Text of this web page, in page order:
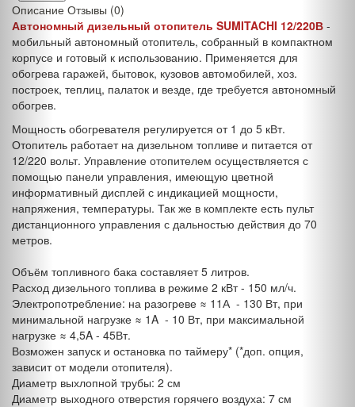
Описание Отзывы (0)
Автономный дизельный отопитель SUMITACHI 12/220В -
мобильный автономный отопитель, собранный в компактном
корпусе и готовый к использованию. Применяется для
обогрева гаражей, бытовок, кузовов автомобилей, хоз.
построек, теплиц, палаток и везде, где требуется автономный
обогрев.
Мощность обогревателя регулируется от 1 до 5 кВт.
Отопитель работает на дизельном топливе и питается от
12/220 вольт. Управление отопителем осуществляется с
помощью панели управления, имеющую цветной
информативный дисплей с индикацией мощности,
напряжения, температуры. Так же в комплекте есть пульт
дистанционного управления с дальностью действия до 70
метров.
Объём топливного бака составляет 5 литров.
Расход дизельного топлива в режиме 2 кВт - 150 мл/ч.
Электропотребление: на разогреве ≈ 11А - 130 Вт, при
минимальной нагрузке ≈ 1A - 10 Вт, при максимальной
нагрузке ≈ 4,5A - 45Вт.
Возможен запуск и остановка по таймеру* (*доп. опция,
зависит от модели отопителя).
Диаметр выхлопной трубы: 2 см
Диаметр выходного отверстия горячего воздуха: 7 см